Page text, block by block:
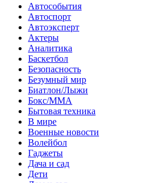
Автособытия
Автоспорт
Автоэксперт
Актеры
Аналитика
Баскетбол
Безопасность
Безумный мир
Биатлон/Лыжи
Бокс/MMA
Бытовая техника
В мире
Военные новости
Волейбол
Гаджеты
Дача и сад
Дети